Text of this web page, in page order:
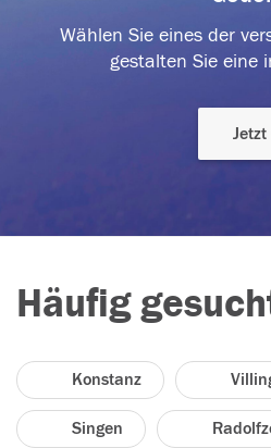
Wählen Sie eines der
gestalten Sie eine
Häufig
Konstanz
Singen